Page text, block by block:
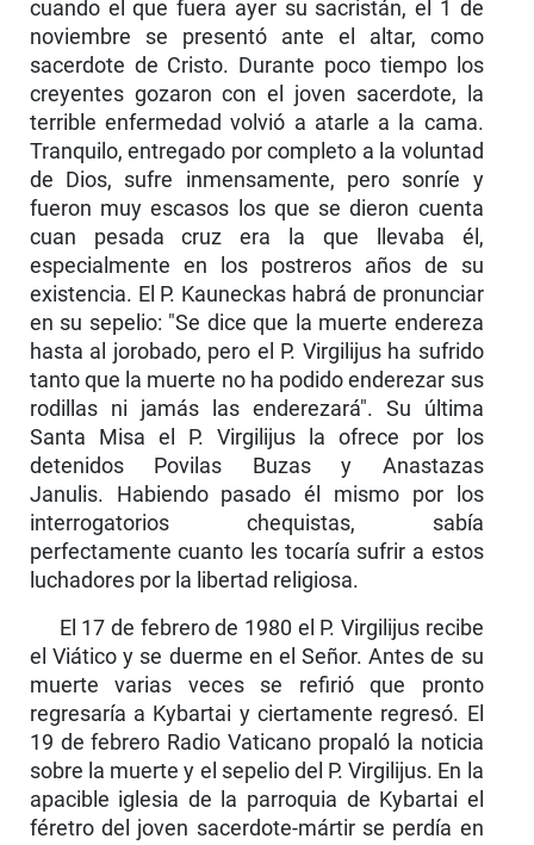
cuando el que fuera ayer su sacristán, el 1 de
noviembre se presentó ante el altar, como
sacerdote de Cristo. Durante poco tiempo los
creyentes gozaron con el joven sacerdote, la
terrible enfermedad volvió a atarle a la cama.
Tranquilo, entregado por completo a la voluntad
de Dios, sufre inmensamente, pero sonríe y
fueron muy escasos los que se dieron cuenta
cuan pesada cruz era la que llevaba él,
especialmente en los postreros años de su
existencia. El P. Kauneckas habrá de pronunciar
en su sepelio: "Se dice que la muerte endereza
hasta al jorobado, pero el P. Virgilijus ha sufrido
tanto que la muerte no ha podido enderezar sus
rodillas ni jamás las endereza­rá". Su última
Santa Misa el P. Virgilijus la ofrece por los
detenidos Povilas Buzas y Anastazas
Janulis. Habiendo pasado él mismo por los
interrogatorios chequistas, sabía
perfectamente cuanto les tocaría sufrir a estos
luchadores por la libertad religiosa.
El 17 de febrero de 1980 el P. Virgilijus recibe
el Viático y se duerme en el Señor. Antes de su
muerte varias veces se refirió que pronto
regresaría a Kybartai y ciertamente regresó. El
19 de febrero Radio Vaticano propaló la noticia
sobre la muerte y el sepelio del P. Virgilijus. En la
apacible iglesia de la parroquia de Kybartai el
féretro del joven sacerdote-mártir se perdía en